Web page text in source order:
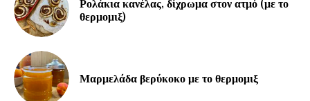
θερμομιξ)
Μαρμελάδα βερύκοκο με το θερμομιξ